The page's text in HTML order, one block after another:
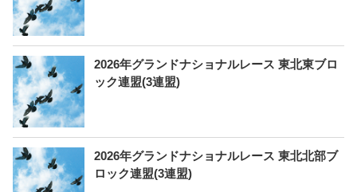
2026年グランドナショナルレース 東北東ブロ
ック連盟(3連盟)
2026年グランドナショナルレース 東北北部ブ
ロック連盟(3連盟)